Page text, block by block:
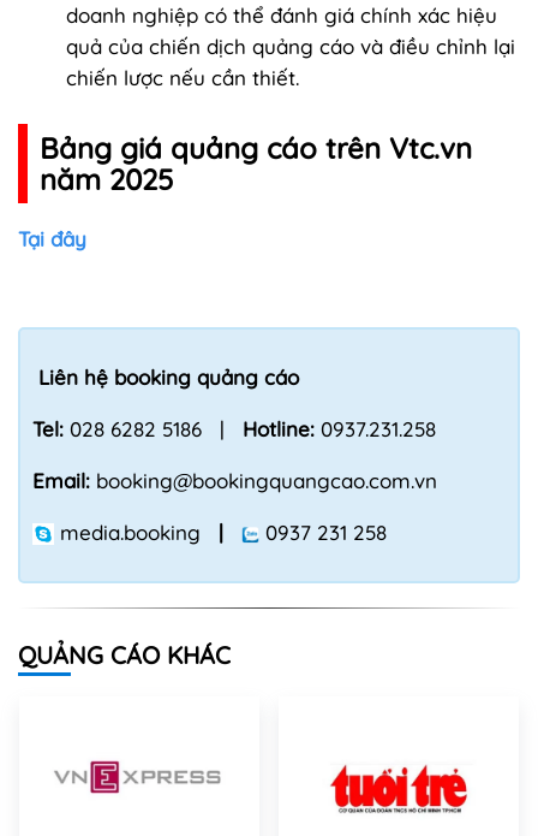
doanh nghiệp có thể đánh giá chính xác hiệu
quả của chiến dịch quảng cáo và điều chỉnh lại
chiến lược nếu cần thiết.
Bảng giá quảng cáo trên Vtc.vn
năm 2025
Tại đây
Liên hệ booking quảng cáo
Tel: 028 6282 5186 | Hotline: 0937.231.258
Email: booking@bookingquangcao.com.vn
media.booking | 0937 231 258
QUẢNG CÁO KHÁC